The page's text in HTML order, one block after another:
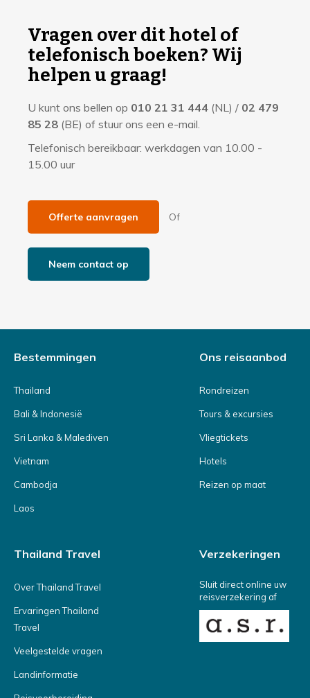
Vragen over dit hotel of
telefonisch boeken? Wij
helpen u graag!
U kunt ons bellen op 010 21 31 444 (NL) / 02 479
85 28 (BE) of stuur ons een e-mail.
Telefonisch bereikbaar: werkdagen van 10.00 -
15.00 uur
Offerte aanvragen Of
Neem contact op
Bestemmingen
Thailand
Bali & Indonesië
Sri Lanka & Malediven
Vietnam
Cambodja
Laos
Ons reisaanbod
Rondreizen
Tours & excursies
Vliegtickets
Hotels
Reizen op maat
Thailand Travel
Over Thailand Travel
Ervaringen Thailand
Travel
Veelgestelde vragen
Landinformatie
Verzekeringen
Sluit direct online uw
reisverzekering af